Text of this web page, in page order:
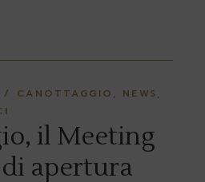
CANOTTAGGIO
NEWS
il Meeting
apertura